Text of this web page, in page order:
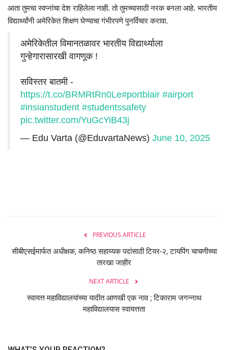
आता तुमचा स्वप्नांचा देश राहिलेला नाही. तो तुमच्यासाठी नरक बनला आहे. भारतीय
विद्यार्थ्यांनी अमेरिकेत शिक्षण घेण्याचा गंभीरपणे पुनर्विचार करावा.
अमेरिकेतील विमानतळावर भारतीय विद्यार्थ्याला
गुन्हेगारासारखी वागणूक !
सविस्तर बातमी -
https://t.co/BRMRtRn0Le#portblair #airport
#insianstudent #studentssafety
pic.twitter.com/YuGcYiB43j
— Edu Varta (@EduvartaNews) June 10, 2025
PREVIOUS ARTICLE
सीबीएसईमार्फत अधीक्षक, कनिष्ठ सहाय्यक पदांसाठी टियर-२, टायपिंग चाचणीच्या
तारखा जाहीर
NEXT ARTICLE
स्वायत्त महाविद्यालयांच्या यादीत आणखी एक नाव ; टिकाराम जगन्नाथ
महाविद्यालयास स्वायत्तता